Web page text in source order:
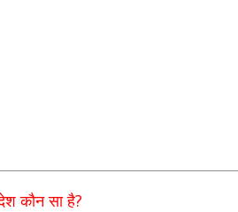
कौन सा है?